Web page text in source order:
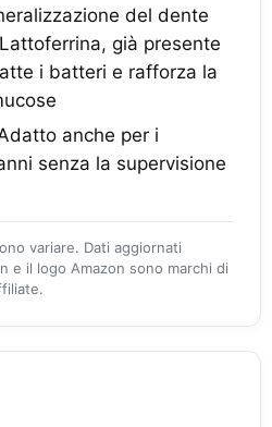
del dente
già presente
i batteri e rafforza la
anche per i
senza la supervisione
variare. Dati aggiornati
e il logo Amazon sono marchi di